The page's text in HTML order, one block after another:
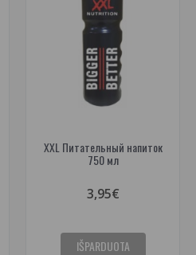
XXL Питательный напиток
750 мл
3,95€
IŠPARDUOTA